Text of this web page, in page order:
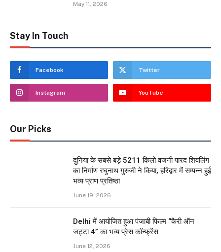
May 11, 2026
Stay In Touch
Facebook Twitter
Instagram YouTube
Our Picks
दुनिया के सबसे बड़े 5211 किलो वजनी पारद शिवलिंग
का निर्माण रघुनाथ गुरुजी ने किया, हरिद्वार में सम्पन्न हुई
भव्य प्राण प्रतिष्ठा
June 19, 2026
Delhi में आयोजित हुआ पंजाबी फिल्म “कैरी ऑन
जट्टा 4” का भव्य प्रेस कॉन्फ्रेंस
June 12, 2026